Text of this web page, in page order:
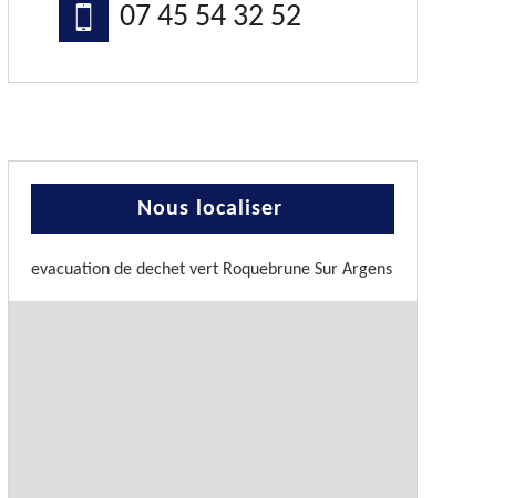
07 45 54 32 52
Nous localiser
evacuation de dechet vert Roquebrune Sur Argens